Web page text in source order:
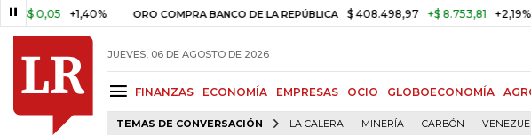
+1,40% ORO COMPRA BANCO DE LA REPÚBLICA $ 408.498,97 +$ 8.753,81 +2,19%
JUEVES, 06 DE AGOSTO DE 2026
FINANZAS ECONOMÍA EMPRESAS OCIO GLOBOECONOMÍA
TEMAS DE CONVERSACIÓN LA CALERA MINERÍA CARBÓN